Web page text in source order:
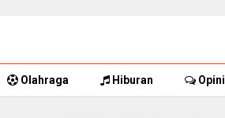
Olahraga Hiburan Opini